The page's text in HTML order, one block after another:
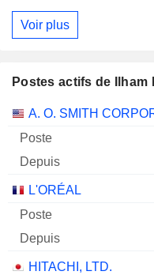
Voir plus
Postes actifs de Ilham
Sociétés Poste Début
A. O. SMITH
L'ORÉAL
HITACHI, LTD.